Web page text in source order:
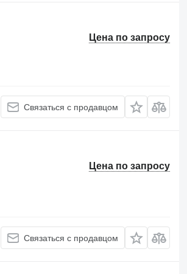
Цена по запросу
Связаться с продавцом
Цена по запросу
Связаться с продавцом